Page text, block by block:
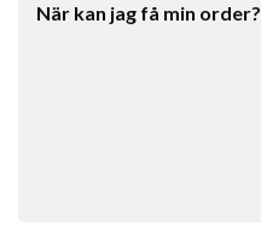
När kan jag få min order?